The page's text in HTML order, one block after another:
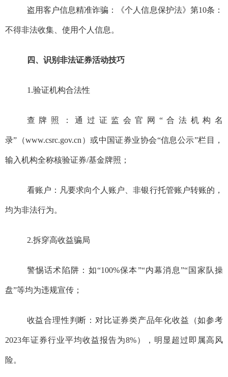
盗用客户信息精准诈骗：《个人信息保护法》第10条：
不得非法收集、使用个人信息。
四、识别非法证券活动技巧
1.验证机构合法性
查牌照：通过证监会官网“合法机构名
录”（www.csrc.gov.cn）或中国证券业协会“信息公示”栏目，
输入机构全称核验证券/基金牌照；
看账户：凡要求向个人账户、非银行托管账户转账的，
均为非法行为。
2.拆穿高收益骗局
警惕话术陷阱：如“100%保本”“内幕消息”“国家队操
盘”等均为违规宣传；
收益合理性判断：对比证券类产品年化收益（如参考
2023年证券行业平均收益报告为8%），明显超过即属高风
险。